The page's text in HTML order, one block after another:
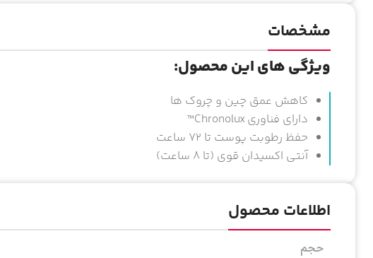
مشخصات
ویژگی های این محصول:
کاهش عمق چین و چروک ها
دارای فناوریChronolux™
حفظ رطوبت پوست تا 72 ساعت
آنتی اکسیدان قوی (تا 8 ساعت)
اطلاعات محصول
حجم